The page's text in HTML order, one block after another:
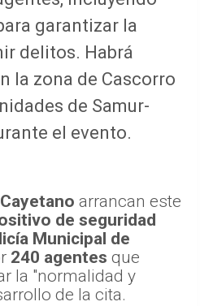
garantizar la
delitos. Habrá
la zona de Cascorro
de Samur-
el evento.
arrancan este
de seguridad
Municipal de
240 agentes que
la "normalidad y
de la cita.